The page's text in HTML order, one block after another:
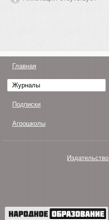
Главная
Журналы
Подписки
Агрошколы
Издательство